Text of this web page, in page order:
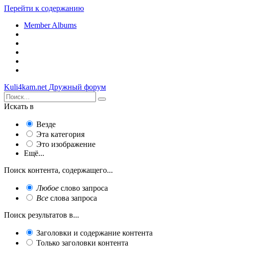
Перейти к содержанию
Member Albums
Kuli4kam.net Дружный форум
Искать в
Везде
Эта категория
Это изображение
Ещё...
Поиск контента, содержащего...
Любое слово запроса
Все слова запроса
Поиск результатов в...
Заголовки и содержание контента
Только заголовки контента